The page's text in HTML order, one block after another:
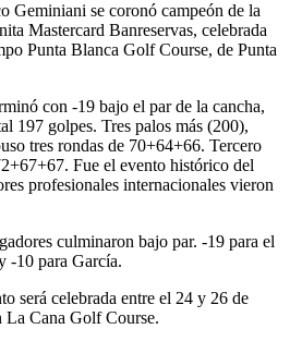
se coronó campeón de la
Mastercard Banreservas, celebrada
Punta Blanca Golf Course, de Punta
con -19 bajo el par de la cancha,
197 golpes. Tres palos más (200),
tres rondas de 70+64+66. Tercero
Fue el evento histórico del
profesionales internacionales vieron
culminaron bajo par. -19 para el
-10 para García.
será celebrada entre el 24 y 26 de
La Cana Golf Course.